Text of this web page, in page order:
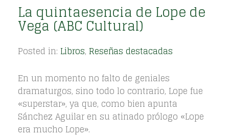
La quintaesencia de Lope de
Vega (ABC Cultural)
Posted in: Libros, Reseñas destacadas
En un momento no falto de geniales
dramaturgos, sino todo lo contrario, Lope fue
«superstar», ya que, como bien apunta
Sánchez Aguilar en su atinado prólogo «Lope
era mucho Lope».